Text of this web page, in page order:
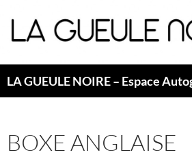
au
contenu
BOXE ANGLAISE